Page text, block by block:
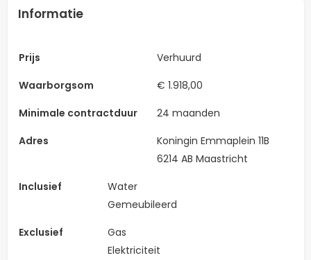
Informatie
Prijs
Verhuurd
Waarborgsom
€ 1.918,00
Minimale contractduur
24 maanden
Adres
Koningin Emmaplein 11B
6214 AB Maastricht
Inclusief
Water
Gemeubileerd
Exclusief
Gas
Elektriciteit